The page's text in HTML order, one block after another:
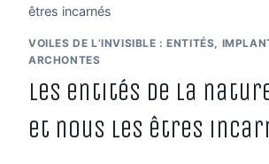
êtres incarnés
VOILES DE L’INVISIBLE : ENTITÉS,
ARCHONTES
Les entités de la
et nous les êtres